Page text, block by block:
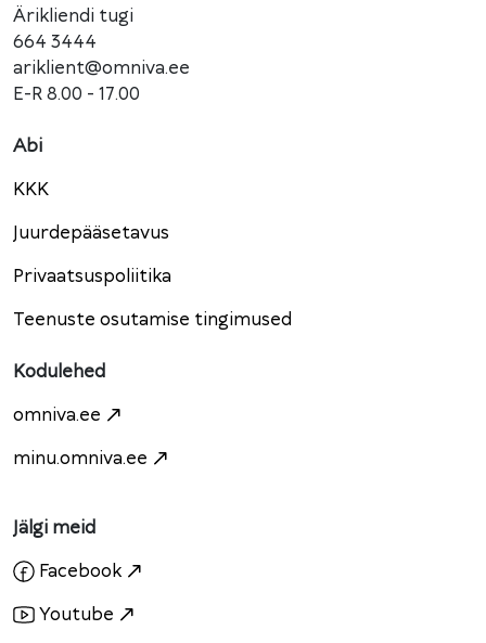
Ärikliendi tugi
664 3444
ariklient@omniva.ee
E-R 8.00 - 17.00
Abi
KKK
Juurdepääsetavus
Privaatsuspoliitika
Teenuste osutamise tingimused
Kodulehed
omniva.ee
minu.omniva.ee
Jälgi meid
Facebook
Youtube